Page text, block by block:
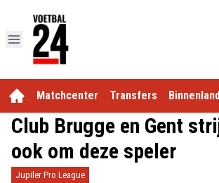
Matchcenter Transfers
Club Brugge en Gent
ook om deze speler
Jupiler Pro League